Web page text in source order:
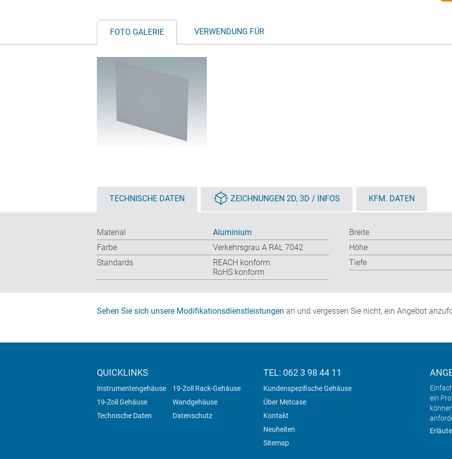
FOTO GALERIE VERWENDUNG FÜR
TECHNISCHE DATEN ZEICHNUNGEN 2D, 3D / INFOS KFM. DATEN
Material
Aluminium
Farbe
Verkehrsgrau A RAL 7042
Standards
REACH konform
RoHS konform
Breite
Höhe
Tiefe
Sehen Sie sich unsere Modifikationsdienstleistungen an und vergessen Sie nicht, ein Angebot
QUICKLINKS
Instrumentengehäuse
19-Zoll Rack-Gehäuse
19-Zoll Gehäuse
Wandgehäuse
Technische Daten
Datenschutz
TEL: 062 3 98 44 11
Kundenspezifische Gehäuse
Über Metcase
Kontakt
Neuheiten
Sitemap
ein